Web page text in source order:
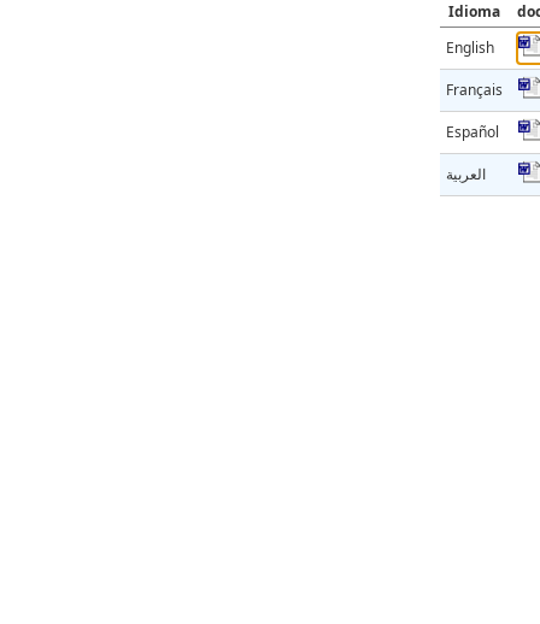
Idioma
English
Français
Español
العربية